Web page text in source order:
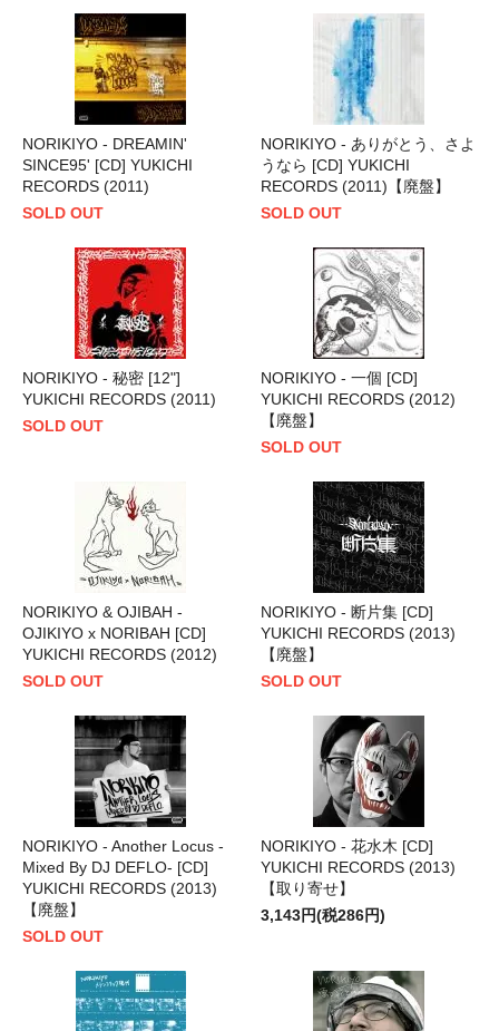
NORIKIYO - DREAMIN'
SINCE95' [CD] YUKICHI
RECORDS (2011)
SOLD OUT
NORIKIYO - ありがとう、さよ
うなら [CD] YUKICHI
RECORDS (2011)【廃盤】
SOLD OUT
NORIKIYO - 秘密 [12"]
YUKICHI RECORDS (2011)
SOLD OUT
NORIKIYO - 一個 [CD]
YUKICHI RECORDS (2012)
【廃盤】
SOLD OUT
NORIKIYO & OJIBAH -
OJIKIYO x NORIBAH [CD]
YUKICHI RECORDS (2012)
SOLD OUT
NORIKIYO - 断片集 [CD]
YUKICHI RECORDS (2013)
【廃盤】
SOLD OUT
NORIKIYO - Another Locus -
Mixed By DJ DEFLO- [CD]
YUKICHI RECORDS (2013)
【廃盤】
SOLD OUT
NORIKIYO - 花水木 [CD]
YUKICHI RECORDS (2013)
【取り寄せ】
3,143円(税286円)